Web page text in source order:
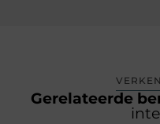
Gerelateerde